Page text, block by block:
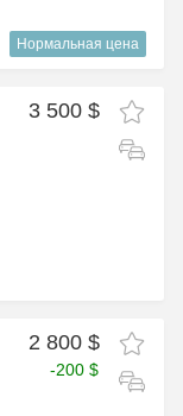
Нормальная цена
3 500 $
2 800 $
-200 $